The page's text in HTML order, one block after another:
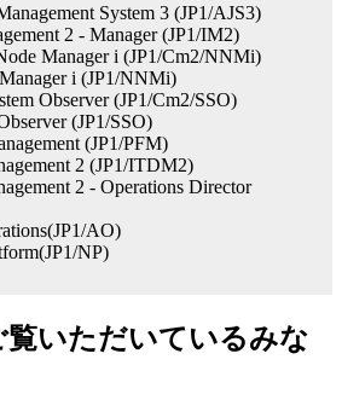
System 3 (JP1/AJS3)
2 - Manager (JP1/IM2)
Manager i (JP1/Cm2/NNMi)
i (JP1/NNMi)
Observer (JP1/Cm2/SSO)
(JP1/SSO)
(JP1/PFM)
2 (JP1/ITDM2)
2 - Operations Director
AO)
NP)
覧いただいているみな